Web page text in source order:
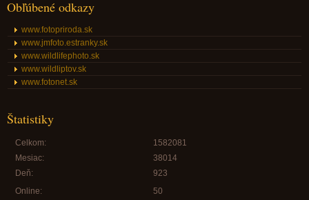
Obľúbené odkazy
www.fotopriroda.sk
www.jmfoto.estranky.sk
www.wildlifephoto.sk
www.wildliptov.sk
www.fotonet.sk
Štatistiky
Online: 50
Celkom:
1582081
Mesiac:
38014
Deň:
923